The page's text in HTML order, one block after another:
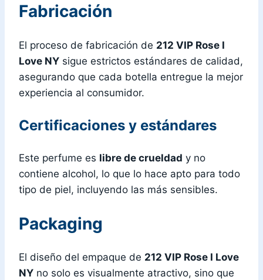
Fabricación
El proceso de fabricación de 212 VIP Rose I
Love NY sigue estrictos estándares de calidad,
asegurando que cada botella entregue la mejor
experiencia al consumidor.
Certificaciones y estándares
Este perfume es libre de crueldad y no
contiene alcohol, lo que lo hace apto para todo
tipo de piel, incluyendo las más sensibles.
Packaging
El diseño del empaque de 212 VIP Rose I Love
NY no solo es visualmente atractivo, sino que